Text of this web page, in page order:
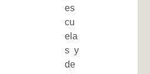
es
cu
ela
s y
de